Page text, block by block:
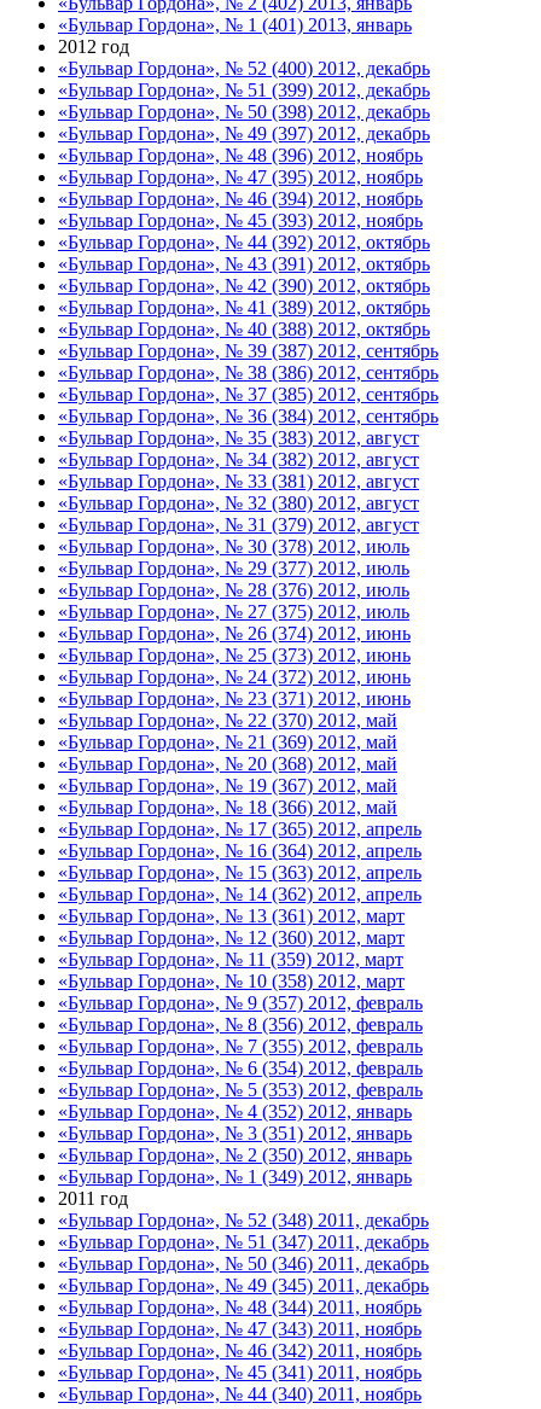
«Бульвар Гордона», № 1 (401) 2013, январь
2012 год
«Бульвар Гордона», № 52 (400) 2012, декабрь
«Бульвар Гордона», № 51 (399) 2012, декабрь
«Бульвар Гордона», № 50 (398) 2012, декабрь
«Бульвар Гордона», № 49 (397) 2012, декабрь
«Бульвар Гордона», № 48 (396) 2012, ноябрь
«Бульвар Гордона», № 47 (395) 2012, ноябрь
«Бульвар Гордона», № 46 (394) 2012, ноябрь
«Бульвар Гордона», № 45 (393) 2012, ноябрь
«Бульвар Гордона», № 44 (392) 2012, октябрь
«Бульвар Гордона», № 43 (391) 2012, октябрь
«Бульвар Гордона», № 42 (390) 2012, октябрь
«Бульвар Гордона», № 41 (389) 2012, октябрь
«Бульвар Гордона», № 40 (388) 2012, октябрь
«Бульвар Гордона», № 39 (387) 2012, сентябрь
«Бульвар Гордона», № 38 (386) 2012, сентябрь
«Бульвар Гордона», № 37 (385) 2012, сентябрь
«Бульвар Гордона», № 36 (384) 2012, сентябрь
«Бульвар Гордона», № 35 (383) 2012, август
«Бульвар Гордона», № 34 (382) 2012, август
«Бульвар Гордона», № 33 (381) 2012, август
«Бульвар Гордона», № 32 (380) 2012, август
«Бульвар Гордона», № 31 (379) 2012, август
«Бульвар Гордона», № 30 (378) 2012, июль
«Бульвар Гордона», № 29 (377) 2012, июль
«Бульвар Гордона», № 28 (376) 2012, июль
«Бульвар Гордона», № 27 (375) 2012, июль
«Бульвар Гордона», № 26 (374) 2012, июнь
«Бульвар Гордона», № 25 (373) 2012, июнь
«Бульвар Гордона», № 24 (372) 2012, июнь
«Бульвар Гордона», № 23 (371) 2012, июнь
«Бульвар Гордона», № 22 (370) 2012, май
«Бульвар Гордона», № 21 (369) 2012, май
«Бульвар Гордона», № 20 (368) 2012, май
«Бульвар Гордона», № 19 (367) 2012, май
«Бульвар Гордона», № 18 (366) 2012, май
«Бульвар Гордона», № 17 (365) 2012, апрель
«Бульвар Гордона», № 16 (364) 2012, апрель
«Бульвар Гордона», № 15 (363) 2012, апрель
«Бульвар Гордона», № 14 (362) 2012, апрель
«Бульвар Гордона», № 13 (361) 2012, март
«Бульвар Гордона», № 12 (360) 2012, март
«Бульвар Гордона», № 11 (359) 2012, март
«Бульвар Гордона», № 10 (358) 2012, март
«Бульвар Гордона», № 9 (357) 2012, февраль
«Бульвар Гордона», № 8 (356) 2012, февраль
«Бульвар Гордона», № 7 (355) 2012, февраль
«Бульвар Гордона», № 6 (354) 2012, февраль
«Бульвар Гордона», № 5 (353) 2012, февраль
«Бульвар Гордона», № 4 (352) 2012, январь
«Бульвар Гордона», № 3 (351) 2012, январь
«Бульвар Гордона», № 2 (350) 2012, январь
«Бульвар Гордона», № 1 (349) 2012, январь
2011 год
«Бульвар Гордона», № 52 (348) 2011, декабрь
«Бульвар Гордона», № 51 (347) 2011, декабрь
«Бульвар Гордона», № 50 (346) 2011, декабрь
«Бульвар Гордона», № 49 (345) 2011, декабрь
«Бульвар Гордона», № 48 (344) 2011, ноябрь
«Бульвар Гордона», № 47 (343) 2011, ноябрь
«Бульвар Гордона», № 46 (342) 2011, ноябрь
«Бульвар Гордона», № 45 (341) 2011, ноябрь
«Бульвар Гордона», № 44 (340) 2011, ноябрь